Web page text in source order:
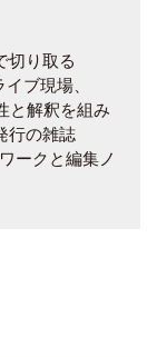
切り取る
ブ現場、
と解釈を組み
行の雑誌
ークと編集ノ